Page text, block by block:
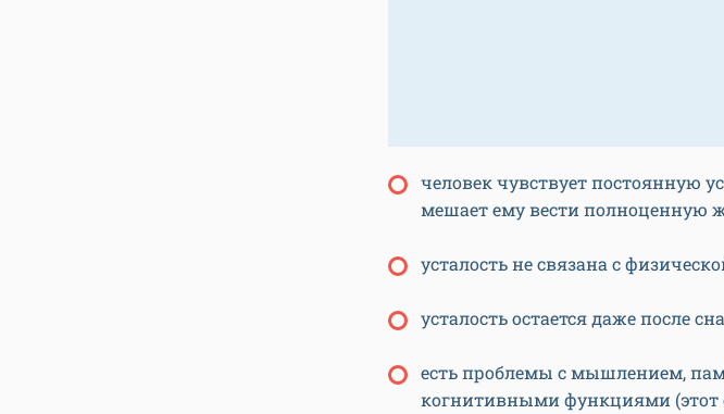
человек чувствует постоянную
мешает ему вести полноценную
усталость не связана с
усталость остается даже после
есть проблемы с мышлением,
когнитивными функциями (этот